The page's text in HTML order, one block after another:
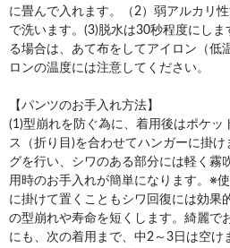
に畳んで入れます。（2）弱アルカリ
で洗います。(3)脱水は30秒程度にし
る場合は、あて布をしてアイロン（低
ロンの温度には注意してください。
【パンツのお手入れ方法】
(1)型崩れを防ぐ為に、着用後はポケッ
ス（折り目)を合わせてハンガーに掛
グを行い、シワのある部分には軽く霧
用時のお手入れが簡単になります。※
に掛けて置くこともシワ回復には効果
の型崩れや寿命を短くします。綺麗で
にも、次の着用まで、中2～3日は空け